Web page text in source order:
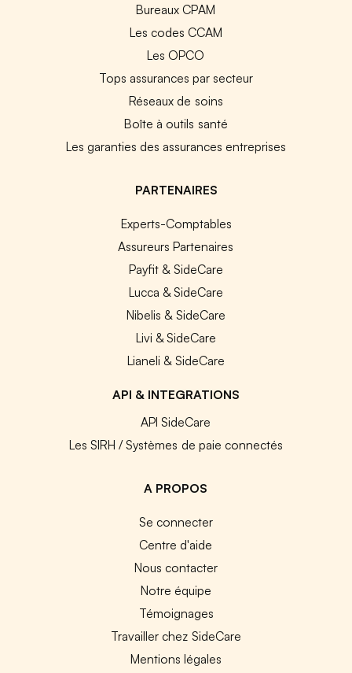
Bureaux CPAM
Les codes CCAM
Les OPCO
Tops assurances par secteur
Réseaux de soins
Boîte à outils santé
Les garanties des assurances entreprises
PARTENAIRES
Experts-Comptables
Assureurs Partenaires
Payfit & SideCare
Lucca & SideCare
Nibelis & SideCare
Livi & SideCare
Lianeli & SideCare
API & INTEGRATIONS
API SideCare
Les SIRH / Systèmes de paie connectés
A PROPOS
Se connecter
Centre d'aide
Nous contacter
Notre équipe
Témoignages
Travailler chez SideCare
Mentions légales